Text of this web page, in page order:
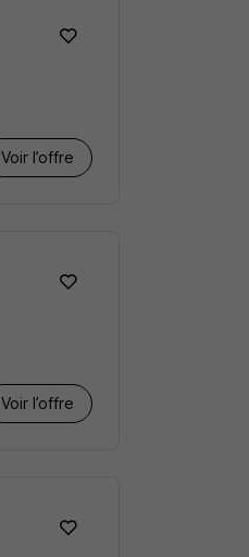
Voir l’offre
Voir l’offre